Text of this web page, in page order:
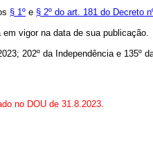
§ 1º e § 2º do art. 181 do Decreto
vigor na data de sua publicação.
202º da Independência e 135º
no DOU de 31.8.2023.